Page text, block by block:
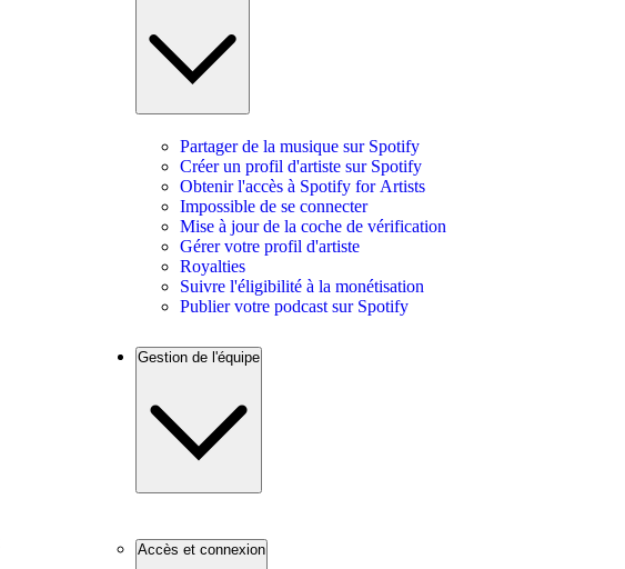
Partager de la musique sur Spotify
Créer un profil d'artiste sur Spotify
Obtenir l'accès à Spotify for Artists
Impossible de se connecter
Mise à jour de la coche de vérification
Gérer votre profil d'artiste
Royalties
Suivre l'éligibilité à la monétisation
Publier votre podcast sur Spotify
Gestion de l'équipe
Accès et connexion